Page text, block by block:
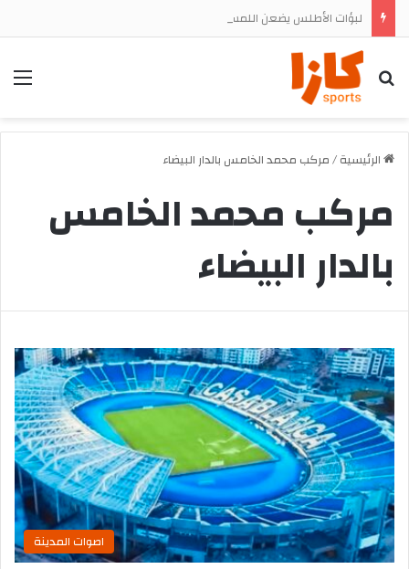
بحث
الرئيسية/مركب محمد الخامس بالدار البيضاء
مركب محمد الخامس
بالدار البيضاء
اصوات المدينة